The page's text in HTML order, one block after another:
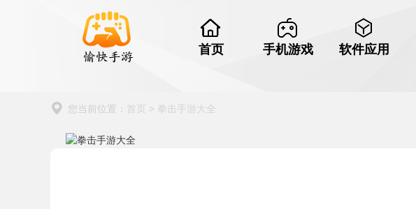
首页 手机游戏 软件应用
您当前位置： 首页 > 拳击手游大全